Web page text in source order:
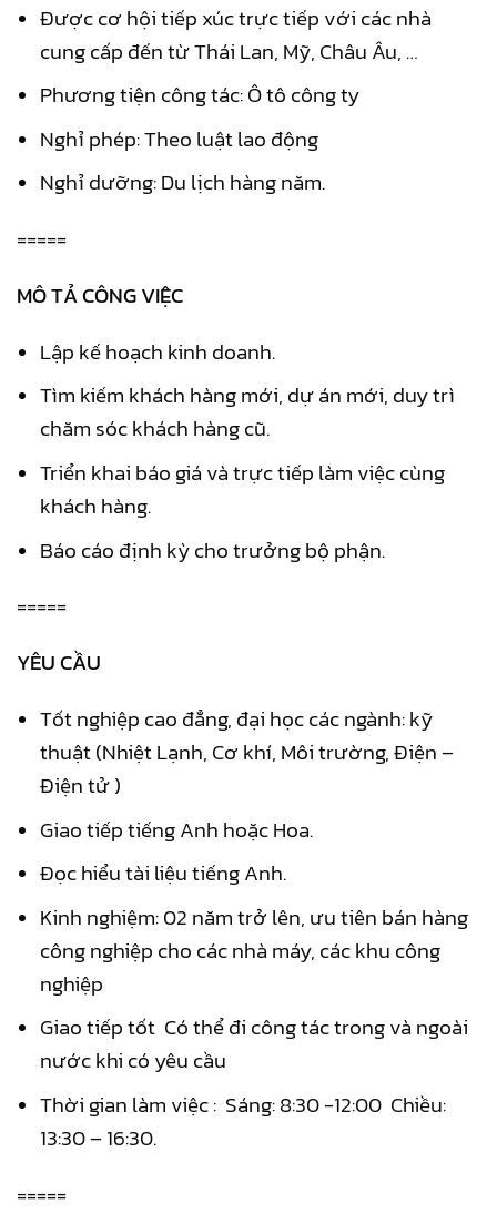
Được cơ hội tiếp xúc trực tiếp với các nhà
cung cấp đến từ Thái Lan, Mỹ, Châu Âu, …
Phương tiện công tác: Ô tô công ty
Nghỉ phép: Theo luật lao động
Nghỉ dưỡng: Du lịch hàng năm.
=====
MÔ TẢ CÔNG VIỆC
Lập kế hoạch kinh doanh.
Tìm kiếm khách hàng mới, dự án mới, duy trì
chăm sóc khách hàng cũ.
Triển khai báo giá và trực tiếp làm việc cùng
khách hàng.
Báo cáo định kỳ cho trưởng bộ phận.
=====
YÊU CẦU
Tốt nghiệp cao đẳng, đại học các ngành: kỹ
thuật (Nhiệt Lạnh, Cơ khí, Môi trường, Điện –
Điện tử )
Giao tiếp tiếng Anh hoặc Hoa.
Đọc hiểu tài liệu tiếng Anh.
Kinh nghiệm: 02 năm trở lên, ưu tiên bán hàng
công nghiệp cho các nhà máy, các khu công
nghiệp
Giao tiếp tốt Có thể đi công tác trong và ngoài
nước khi có yêu cầu
Thời gian làm việc : Sáng: 8:30 -12:00 Chiều:
13:30 – 16:30.
=====